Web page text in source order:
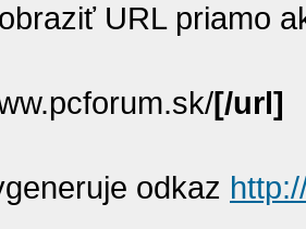
URL priamo
[/url]
odkaz